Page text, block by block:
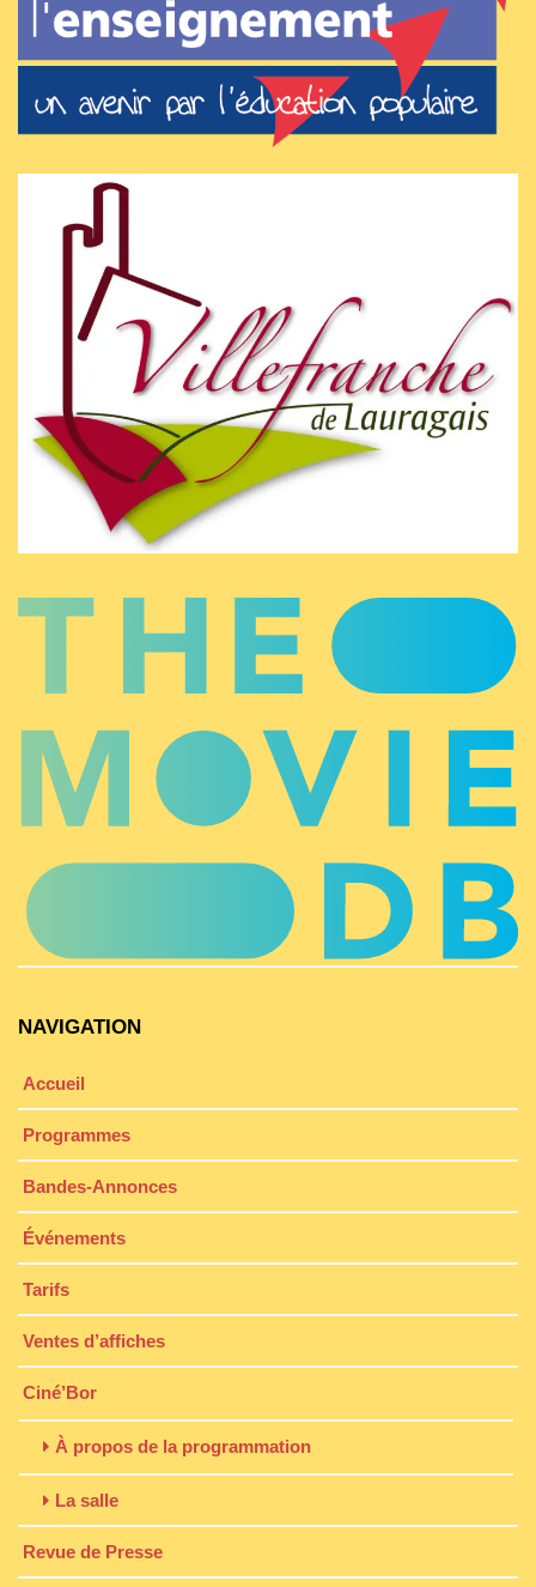
NAVIGATION
Accueil
Programmes
Bandes-Annonces
Événements
Tarifs
Ventes d’affiches
Ciné’Bor
À propos de la programmation
La salle
Revue de Presse